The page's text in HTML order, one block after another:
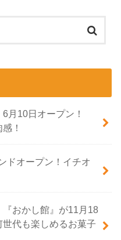
月10日オープン！
！
ドオープン！イチオ
『おかし館』が11月18
代も楽しめるお菓子